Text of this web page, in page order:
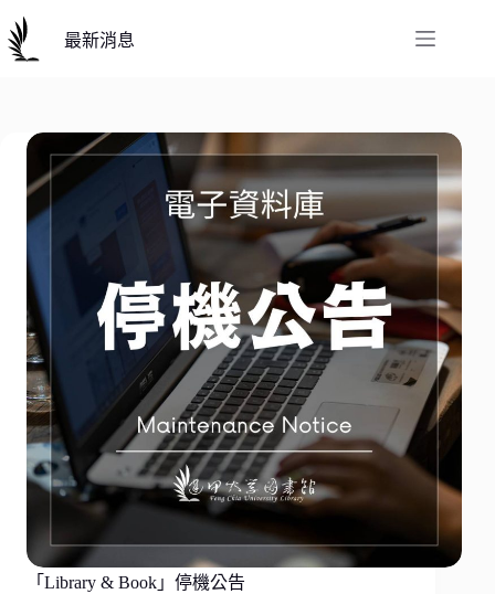
至
主
最新消息
「Library & Book」停機公告